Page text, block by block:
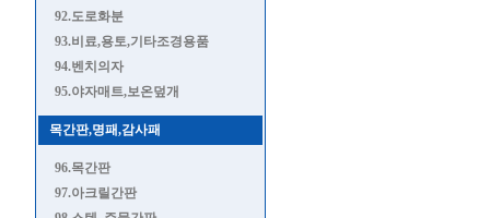
92.도로화분
93.비료,용토,기타조경용품
94.벤치의자
95.야자매트,보온덮개
목간판,명패,감사패
96.목간판
97.아크릴간판